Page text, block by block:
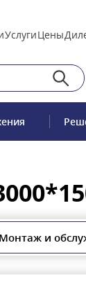
УслугиЦены
Монтаж и